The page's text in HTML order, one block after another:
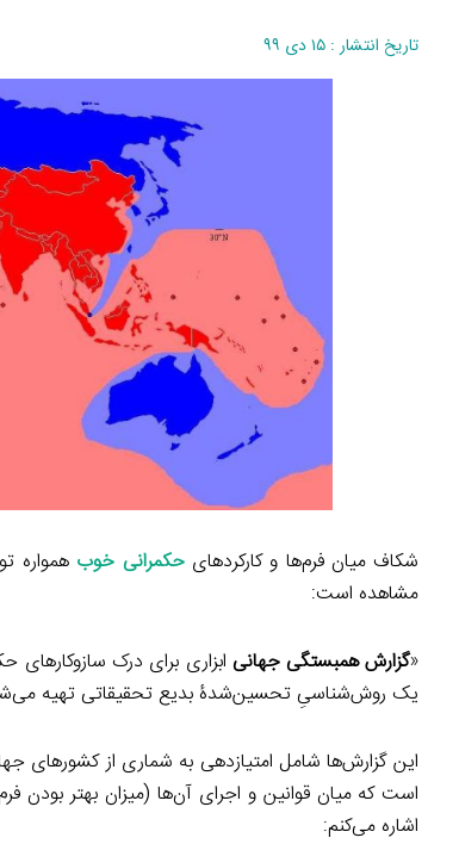
تاریخ انتشار : ۱۵ دی ۹۹
شکاف میان فرم‌ها و کارکردهای حکمرانی خوب همواره
مشاهده است:
«گزارش همبستگی جهانی ابزاری برای درک
یک روش‌شناسیِ تحسین‌شدۀ بدیع تحقیقاتی تهیه می‌شود
این گزارش‌ها شامل امتیازدهی به شماری از کشورهای
است که میان قوانین و اجرای آن‌ها (میزان بهتر بودن
اشاره می‌کنم: